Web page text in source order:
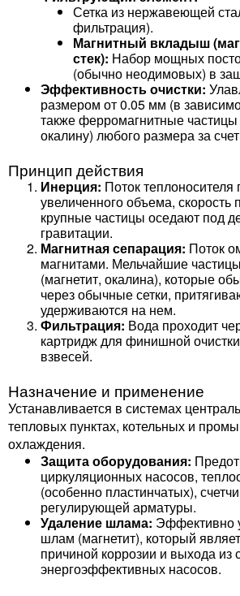
Сетка из нержавеющей
фильтрация).
Магнитный вкладыш
стек): Набор мощных
(обычно неодимовых) в
Эффективность очистки:
размером от 0.05 мм (в
также ферромагнитные
окалину) любого размера за
Принцип действия
Инерция: Поток теплоносителя
увеличенного объема, скорость
крупные частицы оседают под
гравитации.
Магнитная сепарация: Поток
магнитами. Мельчайшие
(магнетит, окалина), которые
через обычные сетки,
удерживаются на нем.
Фильтрация: Вода проходит
картридж для финишной
взвесей.
Назначение и применение
Устанавливается в системах
тепловых пунктах, котельных и
охлаждения.
Защита оборудования:
циркуляционных насосов,
(особенно пластинчатых),
регулирующей арматуры.
Удаление шлама: Эффективно
шлам (магнетит), который
причиной коррозии и выхода из
энергоэффективных насосов.